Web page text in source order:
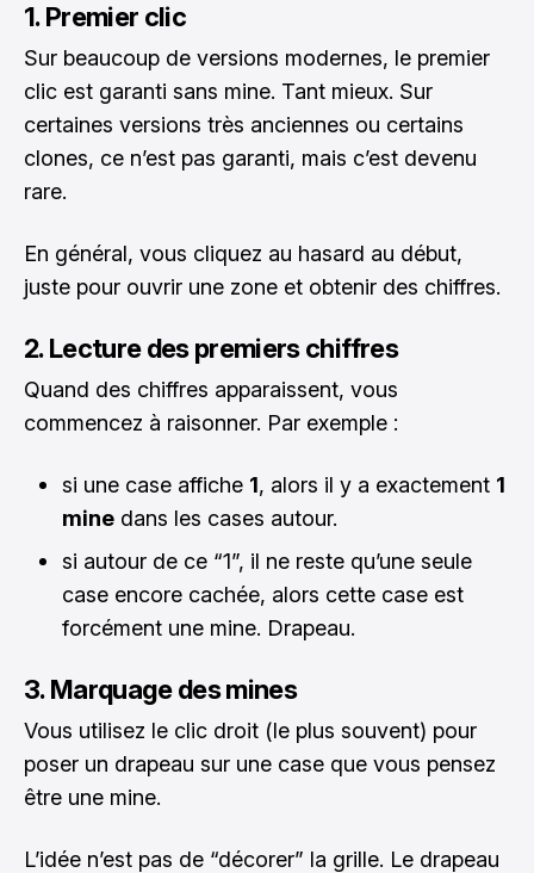
1. Premier clic
Sur beaucoup de versions modernes, le premier
clic est garanti sans mine. Tant mieux. Sur
certaines versions très anciennes ou certains
clones, ce n’est pas garanti, mais c’est devenu
rare.
En général, vous cliquez au hasard au début,
juste pour ouvrir une zone et obtenir des chiffres.
2. Lecture des premiers chiffres
Quand des chiffres apparaissent, vous
commencez à raisonner. Par exemple :
si une case affiche 1, alors il y a exactement 1
mine dans les cases autour.
si autour de ce “1”, il ne reste qu’une seule
case encore cachée, alors cette case est
forcément une mine. Drapeau.
3. Marquage des mines
Vous utilisez le clic droit (le plus souvent) pour
poser un drapeau sur une case que vous pensez
être une mine.
L’idée n’est pas de “décorer” la grille. Le drapeau